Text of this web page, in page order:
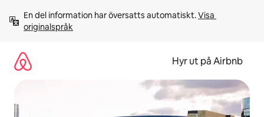
innehåll
En del information har översatts automatiskt. Visa
originalspråk
Hyr ut på Airbnb